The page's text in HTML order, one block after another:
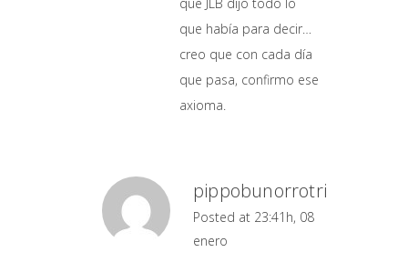
que JLB dijo todo lo
que había para decir…
creo que con cada día
que pasa, confirmo ese
axioma.
pippobunorrotri
Posted at 23:41h, 08
enero